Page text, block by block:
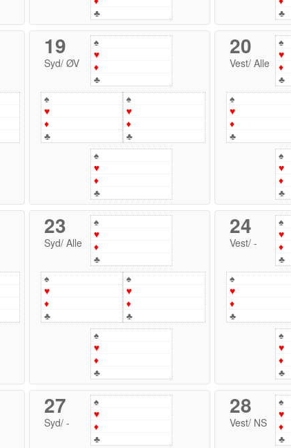
♣
♣
19
Syd/ ØV
♠
♥
♦
♣
♠
♥
♦
♣
♠
♥
♦
♣
♠
♥
♦
♣
20
Vest/ Alle
♠
♥
♦
♣
♠
♥
♦
♣
♠
♥
♦
♣
23
Syd/ Alle
♠
♥
♦
♣
♠
♥
♦
♣
♠
♥
♦
♣
♠
♥
♦
♣
24
Vest/ -
♠
♥
♦
♣
♠
♥
♦
♣
♠
♥
♦
♣
27
Syd/ -
♠
♥
♦
♣
28
Vest/ NS
♠
♥
♦
♣